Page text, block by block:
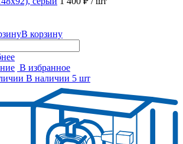
В корзину
В избранное
В наличии 5 шт